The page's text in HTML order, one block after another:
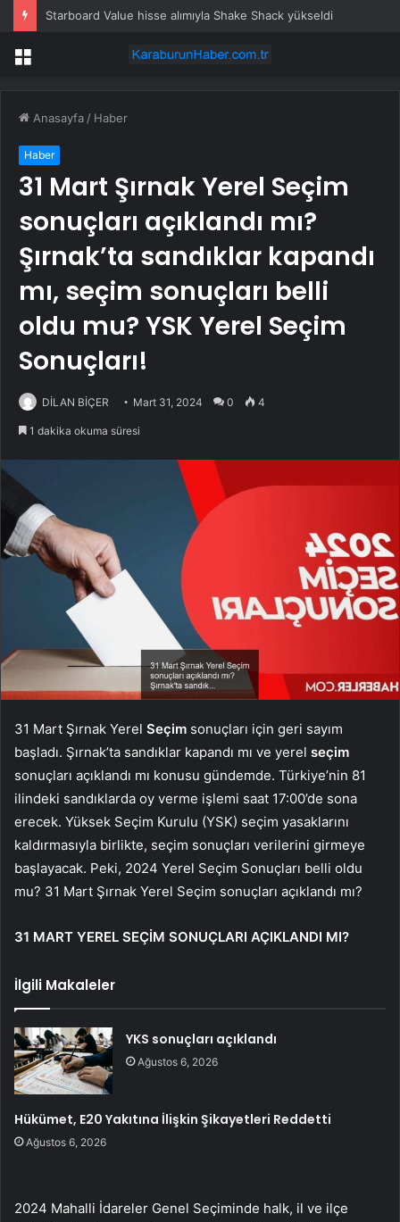
Starboard Value hisse alımıyla Shake Shack yükseldi
Menü
Anasayfa / Haber
Haber
31 Mart Şırnak Yerel Seçim
sonuçları açıklandı mı?
Şırnak’ta sandıklar kapandı
mı, seçim sonuçları belli
oldu mu? YSK Yerel Seçim
Sonuçları!
DİLAN BİÇER Mart 31, 2024 0 4
1 dakika okuma süresi
31 Mart Şırnak Yerel Seçim sonuçları için geri sayım
başladı. Şırnak’ta sandıklar kapandı mı ve yerel seçim
sonuçları açıklandı mı konusu gündemde. Türkiye’nin 81
ilindeki sandıklarda oy verme işlemi saat 17:00’de sona
erecek. Yüksek Seçim Kurulu (YSK) seçim yasaklarını
kaldırmasıyla birlikte, seçim sonuçları verilerini girmeye
başlayacak. Peki, 2024 Yerel Seçim Sonuçları belli oldu
mu? 31 Mart Şırnak Yerel Seçim sonuçları açıklandı mı?
31 MART YEREL SEÇİM SONUÇLARI AÇIKLANDI MI?
İlgili Makaleler
YKS sonuçları açıklandı
Ağustos 6, 2026
Hükümet, E20 Yakıtına İlişkin Şikayetleri Reddetti
Ağustos 6, 2026
2024 Mahalli İdareler Genel Seçiminde halk, il ve ilçe